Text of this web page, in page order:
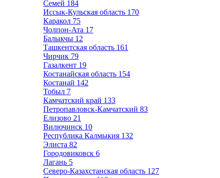
Семей 184
Иссык-Кульская область 170
Каракол 75
Чолпон-Ата 17
Балыкчы 12
Ташкентская область 161
Чирчик 79
Газалкент 19
Костанайская область 154
Костанай 142
Тобыл 7
Камчатский край 133
Петропавловск-Камчатский 83
Елизово 21
Вилючинск 10
Республика Калмыкия 132
Элиста 82
Городовиковск 6
Лагань 5
Северо-Казахстанская область 127